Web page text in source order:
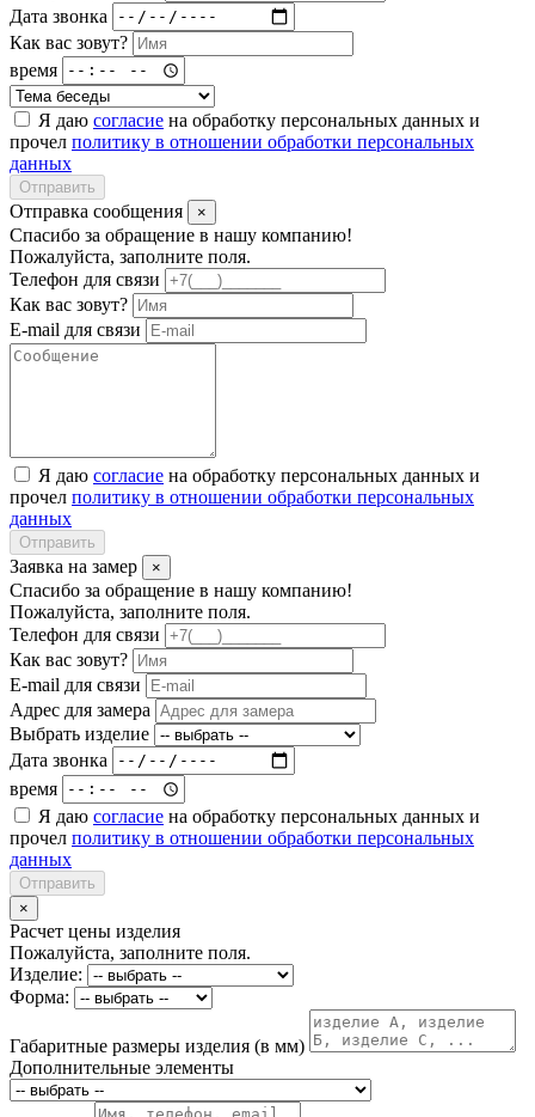
Дата звонка
Как вас зовут?
время
Я даю согласие на обработку персональных данных и
прочел политику в отношении обработки персональных
данных
Отправить
Отправка сообщения ×
Спасибо за обращение в нашу компанию!
Пожалуйста, заполните поля.
Телефон для связи
Как вас зовут?
E-mail для связи
Я даю согласие на обработку персональных данных и
прочел политику в отношении обработки персональных
данных
Отправить
Заявка на замер ×
Спасибо за обращение в нашу компанию!
Пожалуйста, заполните поля.
Телефон для связи
Как вас зовут?
E-mail для связи
Адрес для замера
Выбрать изделие
Дата звонка
время
Я даю согласие на обработку персональных данных и
прочел политику в отношении обработки персональных
данных
Отправить
×
Расчет цены изделия
Пожалуйста, заполните поля.
Изделие:
Форма:
Габаритные размеры изделия (в мм)
Дополнительные элементы